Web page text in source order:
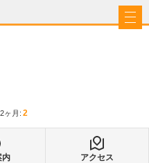
ヶ月: 2
内 アクセス